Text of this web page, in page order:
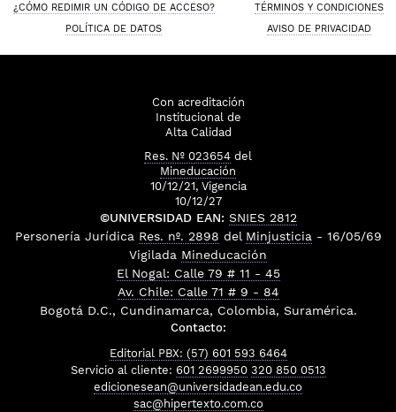
¿CÓMO REDIMIR UN CÓDIGO DE ACCESO?
TÉRMINOS Y CONDICIONES
POLÍTICA DE DATOS
AVISO DE PRIVACIDAD
Con acreditación
Institucional de
Alta Calidad
Res. Nº 023654 del
Mineducación
10/12/21, Vigencia
10/12/27
©UNIVERSIDAD EAN: SNIES 2812
Personería Jurídica Res. nº. 2898 del Minjusticia - 16/05/69
Vigilada Mineducación
El Nogal: Calle 79 # 11 - 45
Av. Chile: Calle 71 # 9 - 84
Bogotá D.C., Cundinamarca, Colombia, Suramérica.
Contacto:
Editorial PBX: (57) 601 593 6464
Servicio al cliente: 601 2699950 320 850 0513
edicionesean@universidadean.edu.co
sac@hipertexto.com.co